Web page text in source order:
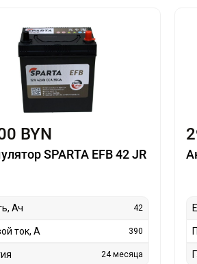
BYN
SPARTA EFB 42 JR
Ач 42
ток, А 390
24 месяца